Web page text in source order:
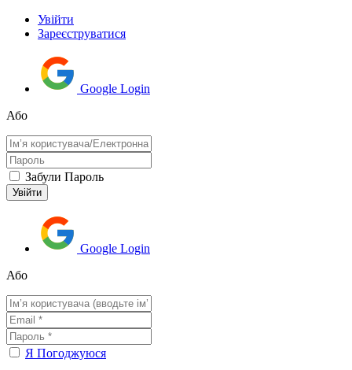
Увійти
Зареєструватися
Google Login
Або
Забули Пароль
Google Login
Або
Я Погоджуюся